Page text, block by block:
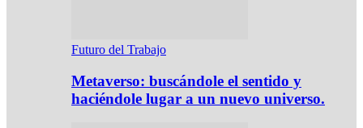
Futuro del Trabajo
Metaverso: buscándole el sentido y
haciéndole lugar a un nuevo universo.